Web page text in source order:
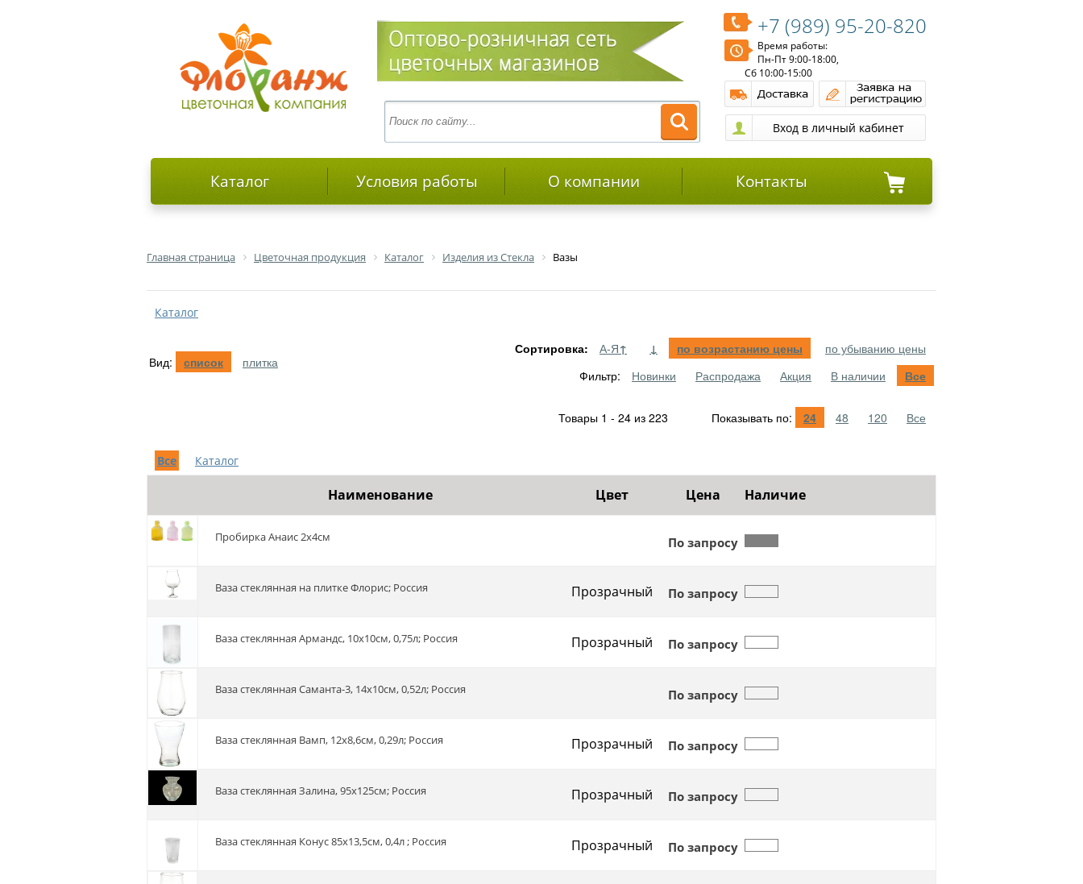
+7 (989) 95-20-820
Время работы:
Пн-Пт 9:00-18:00,
Сб 10:00-15:00
Каталог Условия работы О компании Контакты
Главная страница Цветочная продукция Каталог Изделия из Стекла Вазы
Каталог
Вид: список плитка
Сортировка: А-Я↑ ↓ по возрастанию цены
по убыванию цены
Фильтр:
Новинки Распродажа Акция В наличии Все
Товары 1 - 24 из 223 Показывать по: 24 48 120 Все
Все Каталог
Наименование Цвет Цена Наличие
пробирка Анаис 2x4см По запросу
Ваза стеклянная на плитке Флорис; Россия Прозрачный По запросу
Ваза стеклянная Армандс, 10х10см, 0,75л; Россия Прозрачный По запросу
Ваза стеклянная Саманта-3, 14х10см, 0,52л; Россия По запросу
Ваза стеклянная Вамп, 12х8,6см, 0,29л; Россия Прозрачный По запросу
Ваза стеклянная Залина, 95х125см; Россия Прозрачный По запросу
Ваза стеклянная Конус 85х13,5см, 0,4л ; Россия Прозрачный По запросу